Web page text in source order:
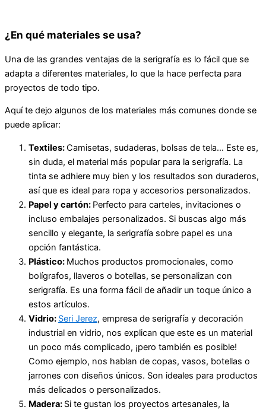
¿En qué materiales se usa?
Una de las grandes ventajas de la serigrafía es lo fácil que se
adapta a diferentes materiales, lo que la hace perfecta para
proyectos de todo tipo.
Aquí te dejo algunos de los materiales más comunes donde se
puede aplicar:
Textiles:Camisetas, sudaderas, bolsas de tela… Este es,
sin duda, el material más popular para la serigrafía. La
tinta se adhiere muy bien y los resultados son duraderos,
así que es ideal para ropa y accesorios personalizados.
Papel y cartón: Perfecto para carteles, invitaciones o
incluso embalajes personalizados. Si buscas algo más
sencillo y elegante, la serigrafía sobre papel es una
opción fantástica.
Plástico: Muchos productos promocionales, como
bolígrafos, llaveros o botellas, se personalizan con
serigrafía. Es una forma fácil de añadir un toque único a
estos artículos.
Vidrio: Seri Jerez, empresa de serigrafía y decoración
industrial en vidrio, nos explican que este es un material
un poco más complicado, ¡pero también es posible!
Como ejemplo, nos hablan de copas, vasos, botellas o
jarrones con diseños únicos. Son ideales para productos
más delicados o personalizados.
Madera: Si te gustan los proyectos artesanales, la